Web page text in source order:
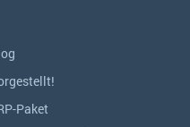
Paket